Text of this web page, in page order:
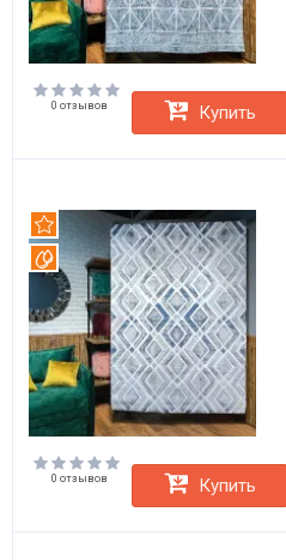
0 отзывов Купить
Рекомендуем
Вотерпруф
0 отзывов Купить